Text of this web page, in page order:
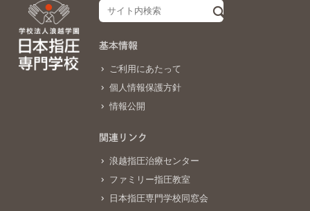
基本情報
ご利用にあたって
個人情報保護方針
情報公開
関連リンク
浪越指圧治療センター
ファミリー指圧教室
日本指圧専門学校同窓会